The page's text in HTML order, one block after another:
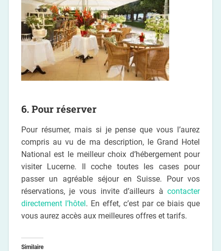
6. Pour réserver
Pour résumer, mais si je pense que vous l’aurez
compris au vu de ma description, le Grand Hotel
National est le meilleur choix d’hébergement pour
visiter Lucerne. Il coche toutes les cases pour
passer un agréable séjour en Suisse. Pour vos
réservations, je vous invite d’ailleurs àcontacter
directement l’hôtel. En effet, c’est par ce biais que
vous aurez accès aux meilleures offres et tarifs.
Similaire